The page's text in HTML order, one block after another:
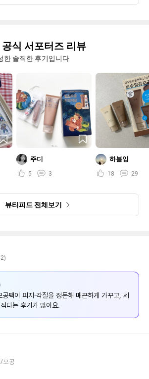
공식 서포터즈 리뷰
한 솔직한 후기입니다
주디
5 3
하블잉
18 29
뷰티피드 전체보기
)
팩이 피지·각질을 정돈해 매끈하게 가꾸고, 세
다는 후기가 많아요.
모공